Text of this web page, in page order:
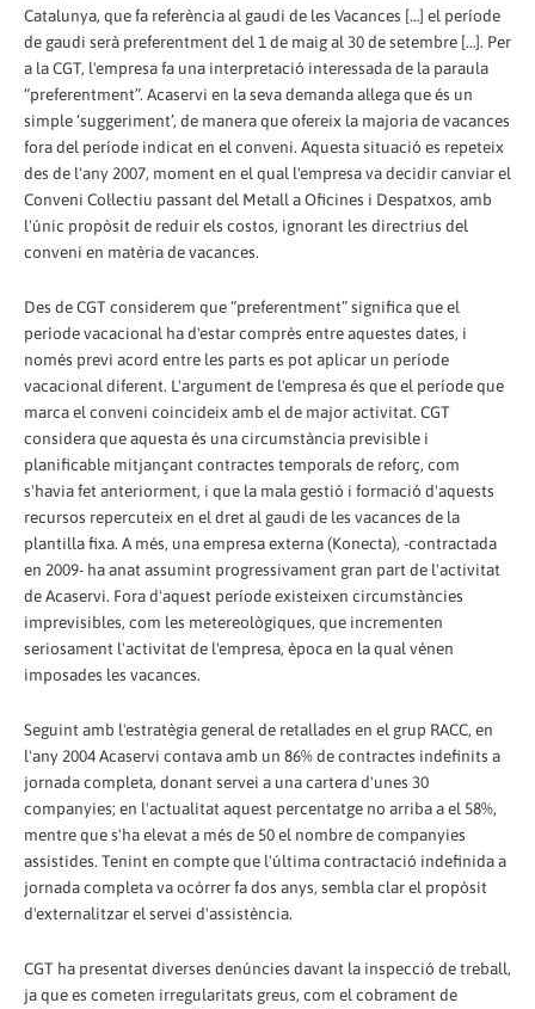
Catalunya, que fa referència al gaudi de les Vacances […] el període
de gaudi serà preferentment del 1 de maig al 30 de setembre […]. Per
a la CGT, l'empresa fa una interpretació interessada de la paraula
“preferentment”. Acaservi en la seva demanda al·lega que és un
simple ‘suggeriment’, de manera que ofereix la majoria de vacances
fora del període indicat en el conveni. Aquesta situació es repeteix
des de l'any 2007, moment en el qual l'empresa va decidir canviar el
Conveni Col·lectiu passant del Metall a Oficines i Despatxos, amb
l'únic propòsit de reduir els costos, ignorant les directrius del
conveni en matèria de vacances.
Des de CGT considerem que “preferentment” significa que el
període vacacional ha d'estar comprès entre aquestes dates, i
només previ acord entre les parts es pot aplicar un període
vacacional diferent. L'argument de l'empresa és que el període que
marca el conveni coincideix amb el de major activitat. CGT
considera que aquesta és una circumstància previsible i
planificable mitjançant contractes temporals de reforç, com
s'havia fet anteriorment, i que la mala gestió i formació d'aquests
recursos repercuteix en el dret al gaudi de les vacances de la
plantilla fixa. A més, una empresa externa (Konecta), -contractada
en 2009- ha anat assumint progressivament gran part de l'activitat
de Acaservi. Fora d'aquest període existeixen circumstàncies
imprevisibles, com les metereològiques, que incrementen
seriosament l'activitat de l'empresa, època en la qual vénen
imposades les vacances.
Seguint amb l'estratègia general de retallades en el grup RACC, en
l'any 2004 Acaservi contava amb un 86% de contractes indefinits a
jornada completa, donant servei a una cartera d'unes 30
companyies; en l'actualitat aquest percentatge no arriba a el 58%,
mentre que s'ha elevat a més de 50 el nombre de companyies
assistides. Tenint en compte que l'última contractació indefinida a
jornada completa va ocórrer fa dos anys, sembla clar el propòsit
d'externalitzar el servei d'assistència.
CGT ha presentat diverses denúncies davant la inspecció de treball,
ja que es cometen irregularitats greus, com el cobrament de